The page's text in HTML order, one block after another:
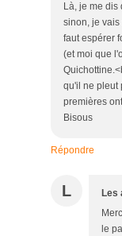
Là, je me
sinon, je vais
faut espérer
(et moi que
qu'il ne pleut
premières
Bisous
Répondre
L Les
le